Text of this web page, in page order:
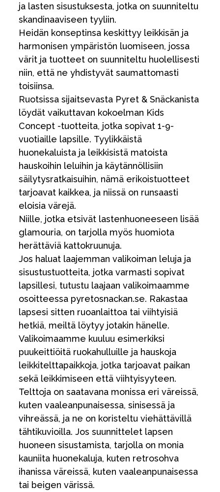
ja lasten sisustuksesta, jotka on suunniteltu
skandinaaviseen tyyliin.
Heidän konseptinsa keskittyy leikkisän ja
harmonisen ympäristön luomiseen, jossa
värit ja tuotteet on suunniteltu huolellisesti
niin, että ne yhdistyvät saumattomasti
toisiinsa.
Ruotsissa sijaitsevasta Pyret & Snäckanista
löydät vaikuttavan kokoelman Kids
Concept -tuotteita, jotka sopivat 1-9-
vuotiaille lapsille. Tyylikkäistä
huonekaluista ja leikkisistä matoista
hauskoihin leluihin ja käytännöllisiin
säilytysratkaisuihin, nämä erikoistuotteet
tarjoavat kaikkea, ja niissä on runsaasti
eloisia värejä.
Niille, jotka etsivät lastenhuoneeseen lisää
glamouria, on tarjolla myös huomiota
herättäviä kattokruunuja.
Jos haluat laajemman valikoiman leluja ja
sisustustuotteita, jotka varmasti sopivat
lapsillesi, tutustu laajaan valikoimaamme
osoitteessa pyretosnackan.se. Rakastaa
lapsesi sitten ruoanlaittoa tai viihtyisiä
hetkiä, meiltä löytyy jotakin hänelle.
Valikoimaamme kuuluu esimerkiksi
puukeittiöitä ruokahulluille ja hauskoja
leikkitelttapaikkoja, jotka tarjoavat paikan
sekä leikkimiseen että viihtyisyyteen.
Telttoja on saatavana monissa eri väreissä,
kuten vaaleanpunaisessa, sinisessä ja
vihreässä, ja ne on koristeltu viehättävillä
tähtikuvioilla. Jos suunnittelet lapsen
huoneen sisustamista, tarjolla on monia
kauniita huonekaluja, kuten retrosohva
ihanissa väreissä, kuten vaaleanpunaisessa
tai beigen värissä.